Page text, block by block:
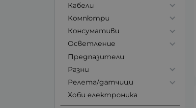
Кабели
Компютри
Консумативи
Осветление
Предпазители
Разни
Релета/датчици
Хоби електроника